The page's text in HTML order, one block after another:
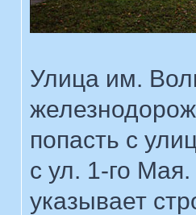
Улица им.
попасть с
с ул. 1-го
указывает